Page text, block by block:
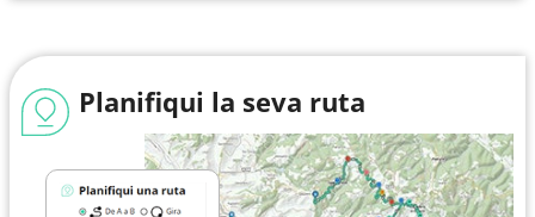
Planifiqui la seva ruta